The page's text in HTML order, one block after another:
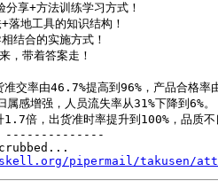
享+方法训练学习方式！
地工具的知识结构！
结合的实施方式！
，带着答案走！
率由46.7%提高到96%，产品合格率
增强，人员流失率从31%下降到6%。
倍，出货准时率提升到100%，品质不
--------------
pipermail/takusen/